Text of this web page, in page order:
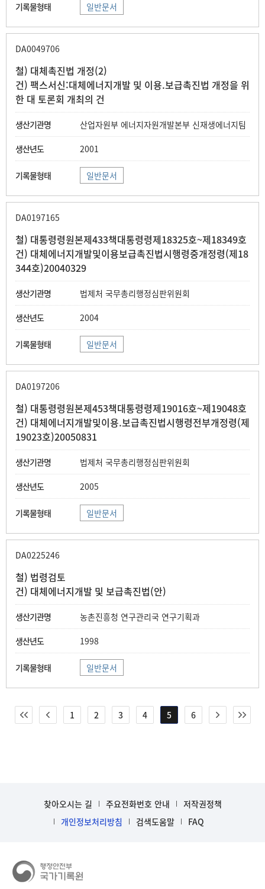
일반문서
DA0049706
철) 대체촉진법 개정(2)
건) 팩스서신:대체에너지개발 및 이용.보급촉진법 개정을 위
한 대 토론회 개최의 건
산업자원부 에너지자원개발본부 신재생에너지팀
2001
일반문서
DA0197165
철) 대통령령원본제433책대통령령제18325호~제18349호
건) 대체에너지개발및이용보급촉진법시행령중개정령(제18
344호)20040329
법제처 국무총리행정심판위원회
2004
일반문서
DA0197206
철) 대통령령원본제453책대통령령제19016호~제19048호
건) 대체에너지개발및이용.보급촉진법시행령전부개정령(제
19023호)20050831
법제처 국무총리행정심판위원회
2005
일반문서
DA0225246
철) 법령검토
건) 대체에너지개발 및 보급촉진법(안)
농촌진흥청 연구관리국 연구기획과
1998
일반문서
1 2 3 4 5 6
찾아오시는 길 주요전화번호 안내
저작권정책
개인정보처리방침
검색도움말 FAQ